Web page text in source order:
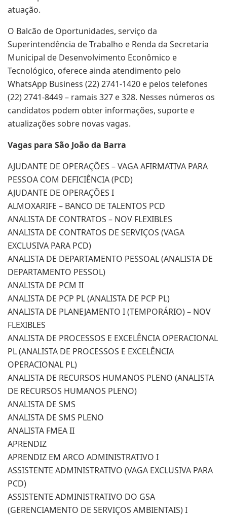
atuação.
O Balcão de Oportunidades, serviço da
Superintendência de Trabalho e Renda da Secretaria
Municipal de Desenvolvimento Econômico e
Tecnológico, oferece ainda atendimento pelo
WhatsApp Business (22) 2741-1420 e pelos telefones
(22) 2741-8449 – ramais 327 e 328. Nesses números os
candidatos podem obter informações, suporte e
atualizações sobre novas vagas.
Vagas para São João da Barra
AJUDANTE DE OPERAÇÕES – VAGA AFIRMATIVA PARA
PESSOA COM DEFICIÊNCIA (PCD)
AJUDANTE DE OPERAÇÕES I
ALMOXARIFE – BANCO DE TALENTOS PCD
ANALISTA DE CONTRATOS – NOV FLEXIBLES
ANALISTA DE CONTRATOS DE SERVIÇOS (VAGA
EXCLUSIVA PARA PCD)
ANALISTA DE DEPARTAMENTO PESSOAL (ANALISTA DE
DEPARTAMENTO PESSOL)
ANALISTA DE PCM II
ANALISTA DE PCP PL (ANALISTA DE PCP PL)
ANALISTA DE PLANEJAMENTO I (TEMPORÁRIO) – NOV
FLEXIBLES
ANALISTA DE PROCESSOS E EXCELÊNCIA OPERACIONAL
PL (ANALISTA DE PROCESSOS E EXCELÊNCIA
OPERACIONAL PL)
ANALISTA DE RECURSOS HUMANOS PLENO (ANALISTA
DE RECURSOS HUMANOS PLENO)
ANALISTA DE SMS
ANALISTA DE SMS PLENO
ANALISTA FMEA II
APRENDIZ
APRENDIZ EM ARCO ADMINISTRATIVO I
ASSISTENTE ADMINISTRATIVO (VAGA EXCLUSIVA PARA
PCD)
ASSISTENTE ADMINISTRATIVO DO GSA
(GERENCIAMENTO DE SERVIÇOS AMBIENTAIS) I